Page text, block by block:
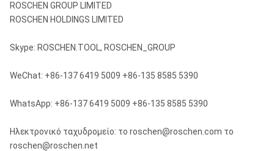
ROSCHEN GROUP LIMITED
ROSCHEN HOLDINGS LIMITED
Skype: ROSCHEN.TOOL, ROSCHEN_GROUP
WeChat: +86-137 6419 5009 +86-135 8585 5390
WhatsApp: +86-137 6419 5009 +86-135 8585 5390
Ηλεκτρονικό ταχυδρομείο: το roschen@roschen.com το
roschen@roschen.net